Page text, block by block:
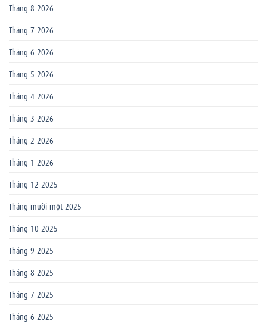
Tháng 8 2026
Tháng 7 2026
Tháng 6 2026
Tháng 5 2026
Tháng 4 2026
Tháng 3 2026
Tháng 2 2026
Tháng 1 2026
Tháng 12 2025
Tháng mười một 2025
Tháng 10 2025
Tháng 9 2025
Tháng 8 2025
Tháng 7 2025
Tháng 6 2025